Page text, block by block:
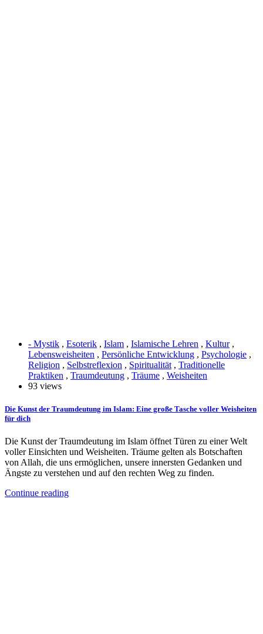
- Mystik , Esoterik , Islam , Islamische Lehren , Kultur,
Lebensweisheiten , Persönliche Entwicklung , Psychologie ,
Religion , Selbstreflexion , Spiritualität , Traditionelle
Praktiken , Traumdeutung , Träume , Weisheiten
93 views
Die Kunst der Traumdeutung im Islam: Eine große Tasche voller Weisheiten
für dich
Die Kunst der Traumdeutung im Islam öffnet Türen zu einer Welt
voller Einsichten und Weisheiten. Träume gelten als Botschaften
von Allah, die uns ermöglichen, unsere innersten Gedanken und
Ängste zu verstehen und auf den rechten Weg zu finden.
Continue reading